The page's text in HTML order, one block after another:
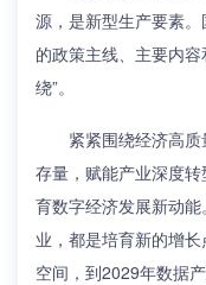
源，是新型生产要素
的政策主线、主要内
绕”。
紧紧围绕经济高
存量，赋能产业深度
育数字经济发展新动
业，都是培育新的增
空间，到2029年数据